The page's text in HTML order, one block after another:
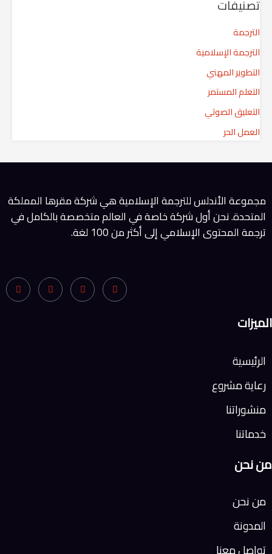
ب
ث
ع
ن
:
تصنيفات
الترجمة
الترجمة الإسلامية
التطوير المهني
التعلم المستمر
التعليق الصوتي
العمل الحر
مجموعة الأندلس للترجمة الإسلامية هي شركة مقرها المملكة
المتحدة. نحن أول شركة خاصة في العالم متخصصة بالكامل في
ترجمة المحتوى الإسلامي إلى أكثر من 100 لغة.
الميزات
الرئيسية
رعاية مشروع
منشوراتنا
خدماتنا
من نحن
من نحن
المدونة
تواصل معنا